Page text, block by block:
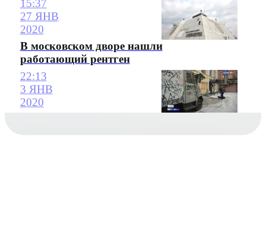
15:37
27 ЯНВ
2020
В московском дворе нашли
работающий рентген
22:13
3 ЯНВ
2020